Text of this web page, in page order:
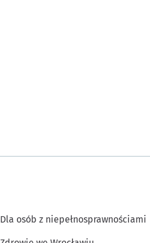
Dla osób z niepełnosprawnościami